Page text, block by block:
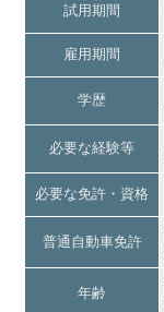
試用期間
雇用期間
学歴
必要な経験等
必要な免許・資格
普通自動車免許
年齢